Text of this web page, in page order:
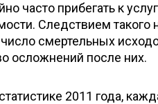
часто прибегать к
Следствием такого
смертельных
осложнений после них.
2011 года,